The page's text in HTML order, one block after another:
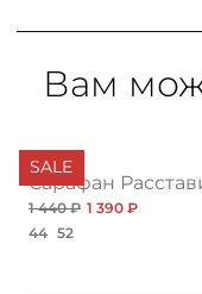
Вам
SALE
Сарафан
1 440 ₽ 1 390 ₽
44 52